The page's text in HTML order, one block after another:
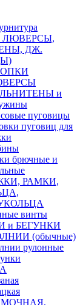
ЛЮВЕРСЫ,
ДЖ.
и
пуговицы
пуговиц для
брючные и
РАМКИ,
винты
и БЕГУНКИ
(обычные)
рулонные